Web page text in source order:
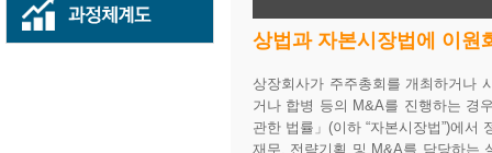
상법과 자본시장법에 이원
상장회사가 주주총회를 개최하거나
거나 합병 등의 M&A를 진행하는 경
관한 법률」(이하 “자본시장법”)에
재무, 전략기획 및 M&A를 담당하는